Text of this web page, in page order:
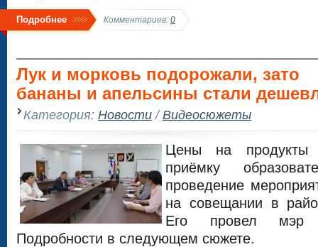
Подробнее Комментариев: 0
Лук и морковь подорожали, зато
бананы и апельсины стали
Категория: Новости/Видеосюжеты
Цены на продукты
приёмку
проведение
на совещании в
Его провел мэр
Подробности в следующем сюжете.